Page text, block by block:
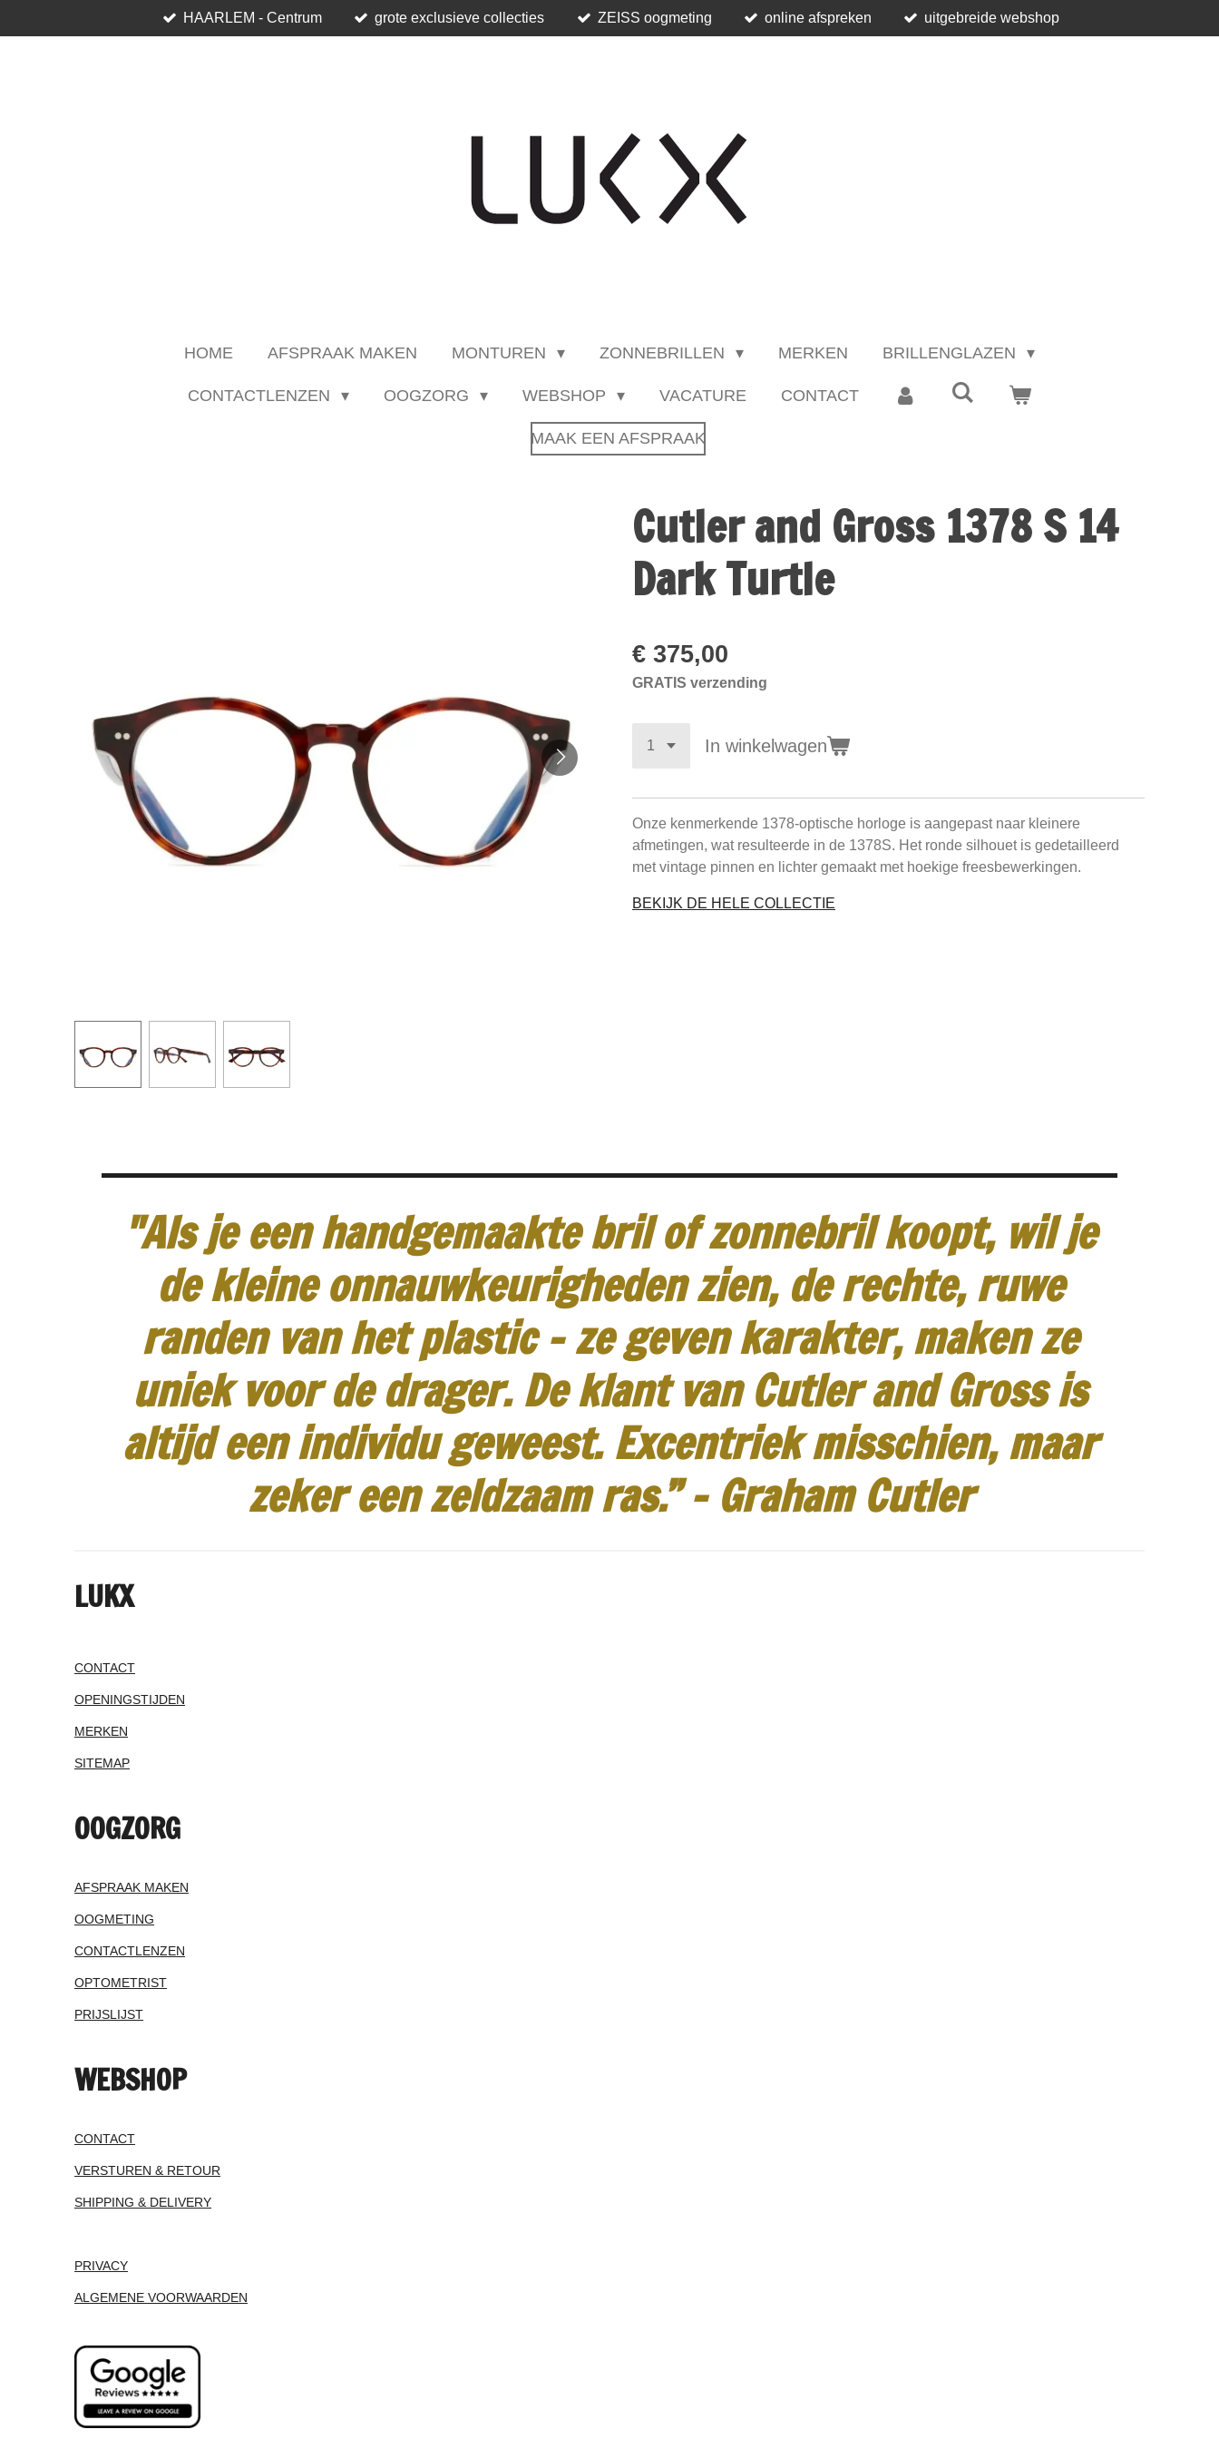
direct
HAARLEM - Centrum grote exclusieve collecties ZEISS oogmeting online afspreken uitgebreide webshop
HOME AFSPRAAK MAKEN MONTUREN ZONNEBRILLEN MERKEN BRILLENGLAZEN
CONTACTLENZEN OOGZORG WEBSHOP VACATURE CONTACT
MAAK EEN AFSPRAAK
Cutler and Gross 1378 S 14
Dark Turtle
€ 375,00
GRATIS verzending
In winkelwagen
Onze kenmerkende 1378-optische horloge is aangepast naar kleinere
afmetingen, wat resulteerde in de 1378S. Het ronde silhouet is gedetailleerd
met vintage pinnen en lichter gemaakt met hoekige freesbewerkingen.
BEKIJK DE HELE COLLECTIE
"Als je een handgemaakte bril of zonnebril koopt, wil je
de kleine onnauwkeurigheden zien, de rechte, ruwe
randen van het plastic - ze geven karakter, maken ze
uniek voor de drager. De klant van Cutler and Gross is
altijd een individu geweest. Excentriek misschien, maar
zeker een zeldzaam ras.” - Graham Cutler
LUKX
CONTACT
OPENINGSTIJDEN
MERKEN
SITEMAP
OOGZORG
AFSPRAAK MAKEN
OOGMETING
CONTACTLENZEN
OPTOMETRIST
PRIJSLIJST
WEBSHOP
CONTACT
VERSTUREN & RETOUR
SHIPPING & DELIVERY
PRIVACY
ALGEMENE VOORWAARDEN